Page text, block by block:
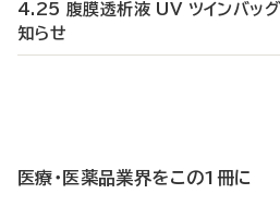
4.25 腹膜透析液 UV ツインバッ
知らせ
医療・医薬品業界をこの1冊に